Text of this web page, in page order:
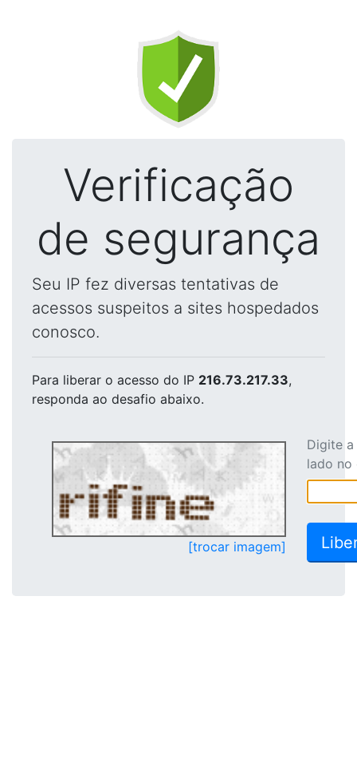
Verificação
de segurança
Seu IP fez diversas tentativas de
acessos suspeitos a sites hospedados
conosco.
Para liberar o acesso do IP 216.73.217.33,
responda ao desafio abaixo.
[trocar imagem]
Digite
lado no